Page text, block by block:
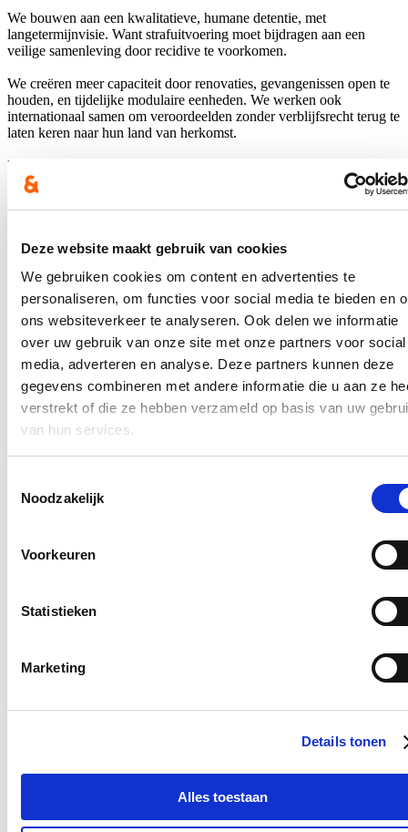
Deze website maakt gebruik van cookies
We gebruiken cookies om content en advertenties te
personaliseren, om functies voor social media te bieden en
ons websiteverkeer te analyseren. Ook delen we informatie
over uw gebruik van onze site met onze partners voor social
media, adverteren en analyse. Deze partners kunnen deze
gegevens combineren met andere informatie die u aan ze
verstrekt of die ze hebben verzameld op basis van uw
van hun services.
Noodzakelijk
Voorkeuren
Statistieken
Marketing
Details tonen
Alles toestaan
We bouwen aan een kwalitatieve, humane detentie, met
langetermijnvisie. Want strafuitvoering moet bijdragen aan een
veilige samenleving door recidive te voorkomen.
We creëren meer capaciteit door renovaties, gevangenissen open te
houden, en tijdelijke modulaire eenheden. We werken ook
internationaal samen om veroordeelden zonder verblijfsrecht terug te
laten keren naar hun land van herkomst.
Die oplossingen moeten we samen uitwerken. Van
gevangenisdirecteurs en penitentiair beambten, tot de directie-
generaal EPI en de FOD Justitie. Van magistraten en politiemensen,
tot de gemeenschappen en de gezondheidszorg. Van de Regie der
rol en heeft recht op een aanpak die werkt.
Hou me op de hoogte
Ontvang mijn nieuwsbrief.
E-mailadres
Postcode
Ja, ik wens de nieuwsbrief van Annelies Verlinden te ontvangen op
Nieuws
18/07/26
Ik bracht een bezoek aan het mobiele forensische labo van het
Nationaal Instituut voor Criminalistiek en Criminologieop